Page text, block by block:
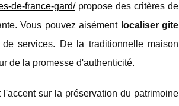
de-france-gard/propose des critères de
Vous pouvez aisément localiser gite
services. De la traditionnelle maison
de la promesse d'authenticité.
sur la préservation du patrimoine